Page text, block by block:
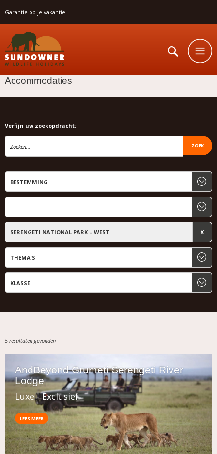
Garantie op je vakantie
Accommodaties
Verfijn uw zoekopdracht:
ZOEK
SERENGETI NATIONAL PARK – WEST
5 resultaten gevonden
AndBeyond Grumeti Serengeti River
Lodge
Luxe - Exclusief
LEES MEER